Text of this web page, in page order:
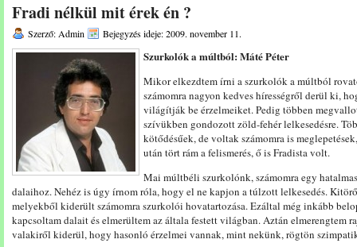
Fradi nélkül mit érek én ?
Szerző: Admin Bejegyzés ideje: 2009. november 11.
Szurkolók a múltból: Máté Péter
Mikor elkezdtem írni a szurkolók a múltból
számomra nagyon kedves hírességről derül ki,
világítják be érzelmeiket. Pedig többen
szívükben gondozott zöld-fehér lelkesedésre.
kötődésűek, de voltak számomra is
után tört rám a felismerés, ő is Fradista volt.
Mai múltbéli szurkolónk, számomra egy
dalaihoz. Nehéz is úgy írnom róla, hogy el ne kapjon a túlzott lelkesedés.
melyekből kiderült számomra szurkolói hovatartozása. Ezáltal még inkább
kapcsoltam dalait és elmerültem az általa festett világban. Aztán elmerengtem
valakiről kiderül, hogy hasonló érzelmei vannak, mint nekünk, rögtön